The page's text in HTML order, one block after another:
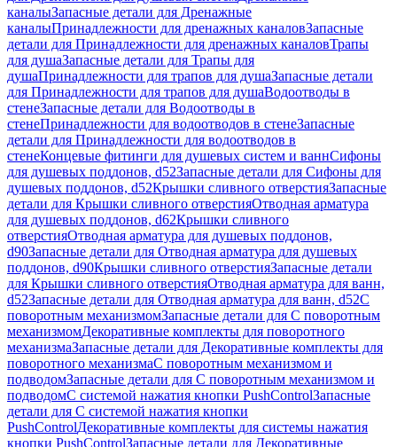
каналыЗапасные детали для Дренажные
каналыПринадлежности для дренажных каналовЗапасные
детали для Принадлежности для дренажных каналовТрапы
для душаЗапасные детали для Трапы для
душаПринадлежности для трапов для душаЗапасные детали
для Принадлежности для трапов для душаВодоотводы в
стенеЗапасные детали для Водоотводы в
стенеПринадлежности для водоотводов в стенеЗапасные
детали для Принадлежности для водоотводов в
стенеКонцевые фитинги для душевых систем и ваннСифоны
для душевых поддонов, d52Запасные детали для Сифоны для
душевых поддонов, d52Крышки сливного отверстияЗапасные
детали для Крышки сливного отверстияОтводная арматура
для душевых поддонов, d62Крышки сливного
отверстияОтводная арматура для душевых поддонов,
d90Запасные детали для Отводная арматура для душевых
поддонов, d90Крышки сливного отверстияЗапасные детали
для Крышки сливного отверстияОтводная арматура для ванн,
d52Запасные детали для Отводная арматура для ванн, d52С
поворотным механизмомЗапасные детали для С поворотным
механизмомДекоративные комплекты для поворотного
механизмаЗапасные детали для Декоративные комплекты для
поворотного механизмаС поворотным механизмом и
подводомЗапасные детали для С поворотным механизмом и
подводомС системой нажатия кнопки PushControlЗапасные
детали для С системой нажатия кнопки
PushControlДекоративные комплекты для системы нажатия
кнопки PushControlЗапасные детали для Декоративные